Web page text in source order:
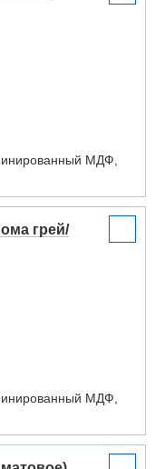
МДФ,
грей/
МДФ,